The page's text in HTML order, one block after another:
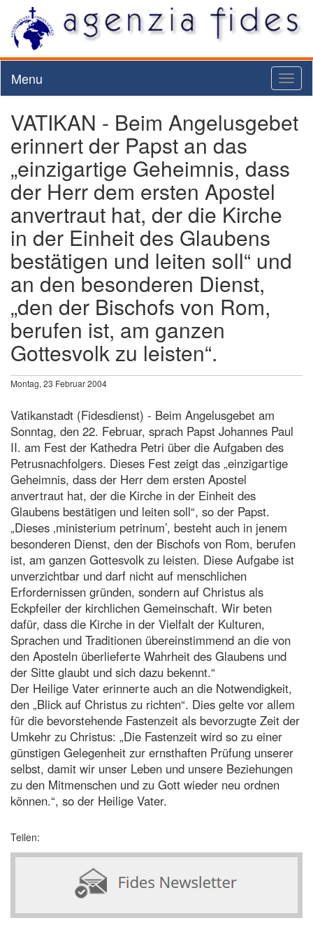
Menu
VATIKAN - Beim Angelusgebet
erinnert der Papst an das
„einzigartige Geheimnis, dass
der Herr dem ersten Apostel
anvertraut hat, der die Kirche
in der Einheit des Glaubens
bestätigen und leiten soll“ und
an den besonderen Dienst,
„den der Bischofs von Rom,
berufen ist, am ganzen
Gottesvolk zu leisten“.
Montag, 23 Februar 2004
Vatikanstadt (Fidesdienst) - Beim Angelusgebet am
Sonntag, den 22. Februar, sprach Papst Johannes Paul
II. am Fest der Kathedra Petri über die Aufgaben des
Petrusnachfolgers. Dieses Fest zeigt das „einzigartige
Geheimnis, dass der Herr dem ersten Apostel
anvertraut hat, der die Kirche in der Einheit des
Glaubens bestätigen und leiten soll“, so der Papst.
„Dieses ‚ministerium petrinum’, besteht auch in jenem
besonderen Dienst, den der Bischofs von Rom, berufen
ist, am ganzen Gottesvolk zu leisten. Diese Aufgabe ist
unverzichtbar und darf nicht auf menschlichen
Erfordernissen gründen, sondern auf Christus als
Eckpfeiler der kirchlichen Gemeinschaft. Wir beten
dafür, dass die Kirche in der Vielfalt der Kulturen,
Sprachen und Traditionen übereinstimmend an die von
den Aposteln überlieferte Wahrheit des Glaubens und
der Sitte glaubt und sich dazu bekennt.“
Der Heilige Vater erinnerte auch an die Notwendigkeit,
den „Blick auf Christus zu richten“. Dies gelte vor allem
für die bevorstehende Fastenzeit als bevorzugte Zeit der
Umkehr zu Christus: „Die Fastenzeit wird so zu einer
günstigen Gelegenheit zur ernsthaften Prüfung unserer
selbst, damit wir unser Leben und unsere Beziehungen
zu den Mitmenschen und zu Gott wieder neu ordnen
können.“, so der Heilige Vater.
Teilen: